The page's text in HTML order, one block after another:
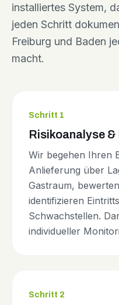
installiertes System,
jeden Schritt
Freiburg und Baden
macht.
Schritt 1
Risikoanalyse &
Wir begehen Ihren
Anlieferung über
Gastraum,
identifizieren
Schwachstellen.
individueller
Schritt 2